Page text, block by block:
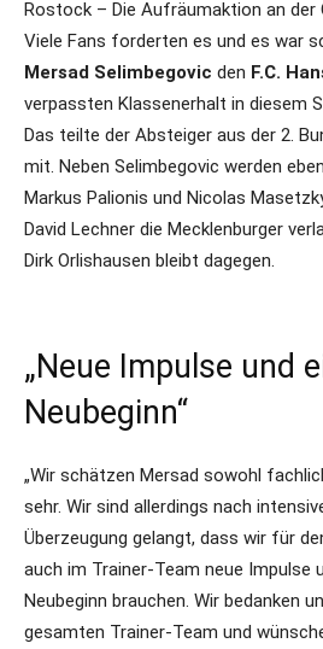
Rostock – Die Aufräumaktion an der
Viele Fans forderten es und es war
Mersad Selimbegovic den F.C.
verpassten Klassenerhalt in diesem
Das teilte der Absteiger aus der 2.
mit. Neben Selimbegovic werden
Markus Palionis und Nicolas
David Lechner die Mecklenburger
Dirk Orlishausen bleibt dagegen.
„Neue Impulse und
Neubeginn“
„Wir schätzen Mersad sowohl
sehr. Wir sind allerdings nach
Überzeugung gelangt, dass wir für
auch im Trainer-Team neue Impulse
Neubeginn brauchen. Wir bedanken
gesamten Trainer-Team und